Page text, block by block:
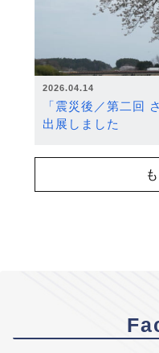
2026.04.14
「震災後／第二回
出展しました